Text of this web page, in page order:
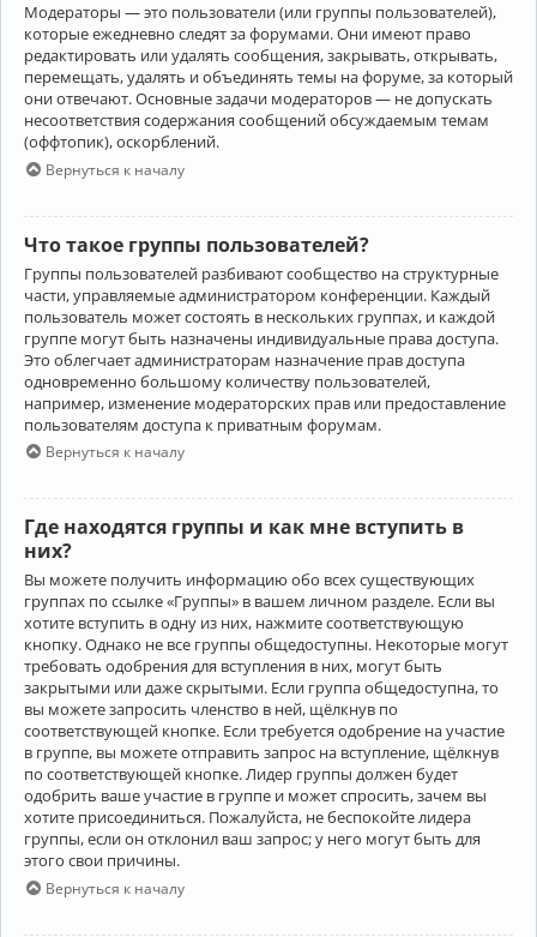
Модераторы — это пользователи (или группы пользователей),
которые ежедневно следят за форумами. Они имеют право
редактировать или удалять сообщения, закрывать, открывать,
перемещать, удалять и объединять темы на форуме, за который
они отвечают. Основные задачи модераторов — не допускать
несоответствия содержания сообщений обсуждаемым темам
(оффтопик), оскорблений.
Вернуться к началу
Что такое группы пользователей?
Группы пользователей разбивают сообщество на структурные
части, управляемые администратором конференции. Каждый
пользователь может состоять в нескольких группах, и каждой
группе могут быть назначены индивидуальные права доступа.
Это облегчает администраторам назначение прав доступа
одновременно большому количеству пользователей,
например, изменение модераторских прав или предоставление
пользователям доступа к приватным форумам.
Вернуться к началу
Где находятся группы и как мне вступить в
них?
Вы можете получить информацию обо всех существующих
группах по ссылке «Группы» в вашем личном разделе. Если вы
хотите вступить в одну из них, нажмите соответствующую
кнопку. Однако не все группы общедоступны. Некоторые могут
требовать одобрения для вступления в них, могут быть
закрытыми или даже скрытыми. Если группа общедоступна, то
вы можете запросить членство в ней, щёлкнув по
соответствующей кнопке. Если требуется одобрение на участие
в группе, вы можете отправить запрос на вступление, щёлкнув
по соответствующей кнопке. Лидер группы должен будет
одобрить ваше участие в группе и может спросить, зачем вы
хотите присоединиться. Пожалуйста, не беспокойте лидера
группы, если он отклонил ваш запрос; у него могут быть для
этого свои причины.
Вернуться к началу